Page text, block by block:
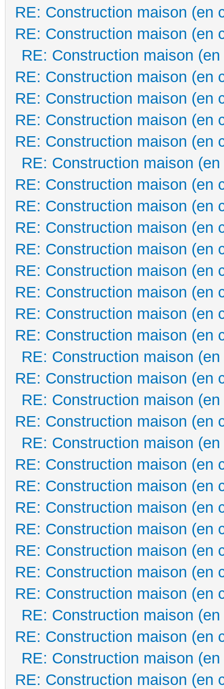
RE: Construction maison (en
RE: Construction maison (en
RE: Construction maison
RE: Construction maison (en
RE: Construction maison (en
RE: Construction maison (en
RE: Construction maison (en
RE: Construction maison
RE: Construction maison (en
RE: Construction maison (en
RE: Construction maison (en
RE: Construction maison (en
RE: Construction maison (en
RE: Construction maison (en
RE: Construction maison (en
RE: Construction maison (en
RE: Construction maison
RE: Construction maison (en
RE: Construction maison
RE: Construction maison (en
RE: Construction maison
RE: Construction maison (en
RE: Construction maison (en
RE: Construction maison (en
RE: Construction maison (en
RE: Construction maison (en
RE: Construction maison (en
RE: Construction maison (en
RE: Construction maison
RE: Construction maison (en
RE: Construction maison
RE: Construction maison (en